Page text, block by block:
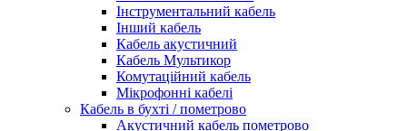
Інструментальний кабель
Інший кабель
Кабель акустичний
Кабель Мультикор
Комутаційний кабель
Мікрофонні кабелі
Кабель в бухті / пометрово
Акустичний кабель пометрово